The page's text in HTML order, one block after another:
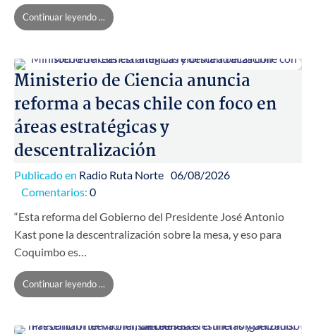
Continuar leyendo ...
Ministerio de Ciencia anuncia
reforma a becas chile con foco en
áreas estratégicas y
descentralización
Publicado en Radio Ruta Norte 06/08/2026
Comentarios: 0
“Esta reforma del Gobierno del Presidente José Antonio
Kast pone la descentralización sobre la mesa, y eso para
Coquimbo es…
Continuar leyendo ...